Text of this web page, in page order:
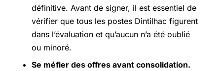
définitive. Avant de signer, il est essentiel de
vérifier que tous les postes Dintilhac figurent
dans l’évaluation et qu’aucun n’a été oublié
ou minoré.
Se méfier des offres avant consolidation.